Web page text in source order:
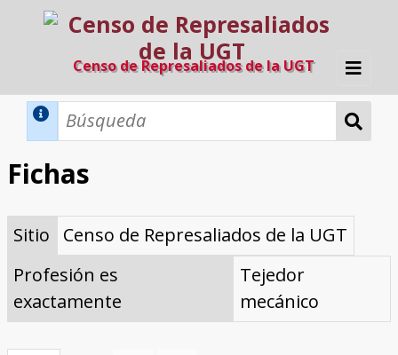
Censo de Represaliados de la UGT
Inicio
Directorio A-Z
Provincias de nacimiento
Profesión
Cárceles
Condenados a muerte
Condenados a muerte (con busca
dinámica)
Ejecutados
El proyecto
Razones y objetivos
El equipo
Colaboradores
Fuentes documentales
Fichas
Sitio
Censo de Represaliados de la UGT
Profesión es
exactamente
Tejedor
mecánico